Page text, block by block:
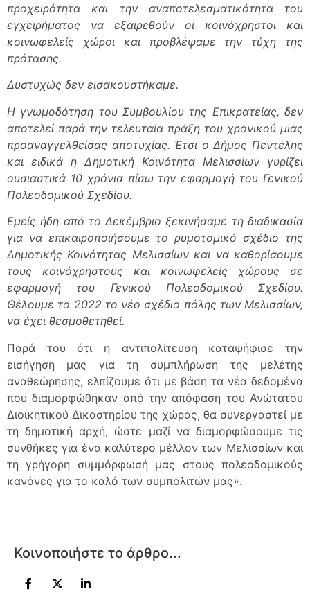
προχειρότητα και την αναποτελεσματικότητα του
εγχειρήματος να εξαιρεθούν οι κοινόχρηστοι και
κοινωφελείς χώροι και προβλέψαμε την τύχη της
πρότασης.
Δυστυχώς δεν εισακουστήκαμε.
Η γνωμοδότηση του Συμβουλίου της Επικρατείας, δεν
αποτελεί παρά την τελευταία πράξη του χρονικού μιας
προαναγγελθείσας αποτυχίας. Έτσι ο Δήμος Πεντέλης
και ειδικά η Δημοτική Κοινότητα Μελισσίων γυρίζει
ουσιαστικά 10 χρόνια πίσω την εφαρμογή του Γενικού
Πολεοδομικού Σχεδίου.
Εμείς ήδη από το Δεκέμβριο ξεκινήσαμε τη διαδικασία
για να επικαιροποιήσουμε το ρυμοτομικό σχέδιο της
Δημοτικής Κοινότητας Μελισσίων και να καθορίσουμε
τους κοινόχρηστους και κοινωφελείς χώρους σε
εφαρμογή του Γενικού Πολεοδομικού Σχεδίου.
Θέλουμε το 2022 το νέο σχέδιο πόλης των Μελισσίων,
να έχει θεσμοθετηθεί.
Παρά του ότι η αντιπολίτευση καταψήφισε την
εισήγηση μας για τη συμπλήρωση της μελέτης
αναθεώρησης, ελπίζουμε ότι με βάση τα νέα δεδομένα
που διαμορφώθηκαν από την απόφαση του Ανώτατου
Διοικητικού Δικαστηρίου της χώρας, θα συνεργαστεί με
τη δημοτική αρχή, ώστε μαζί να διαμορφώσουμε τις
συνθήκες για ένα καλύτερο μέλλον των Μελισσίων και
τη γρήγορη συμμόρφωσή μας στους πολεοδομικούς
κανόνες για το καλό των συμπολιτών μας».
Κοινοποιήστε το άρθρο...